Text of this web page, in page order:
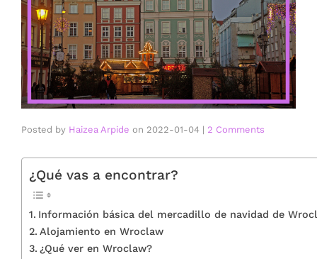
Posted by Haizea Arpide on 2022-01-04 | 2 Comments
¿Qué vas a encontrar?
Información básica del mercadillo de navidad de
Alojamiento en Wroclaw
¿Qué ver en Wroclaw?